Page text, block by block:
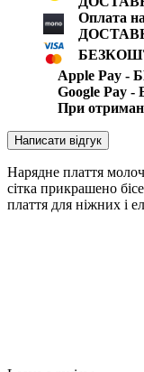
Оплата
Apple Pay
Google
При
Написати відгук
Нарядне плаття
сітка прикрашено
плаття для ніжних і